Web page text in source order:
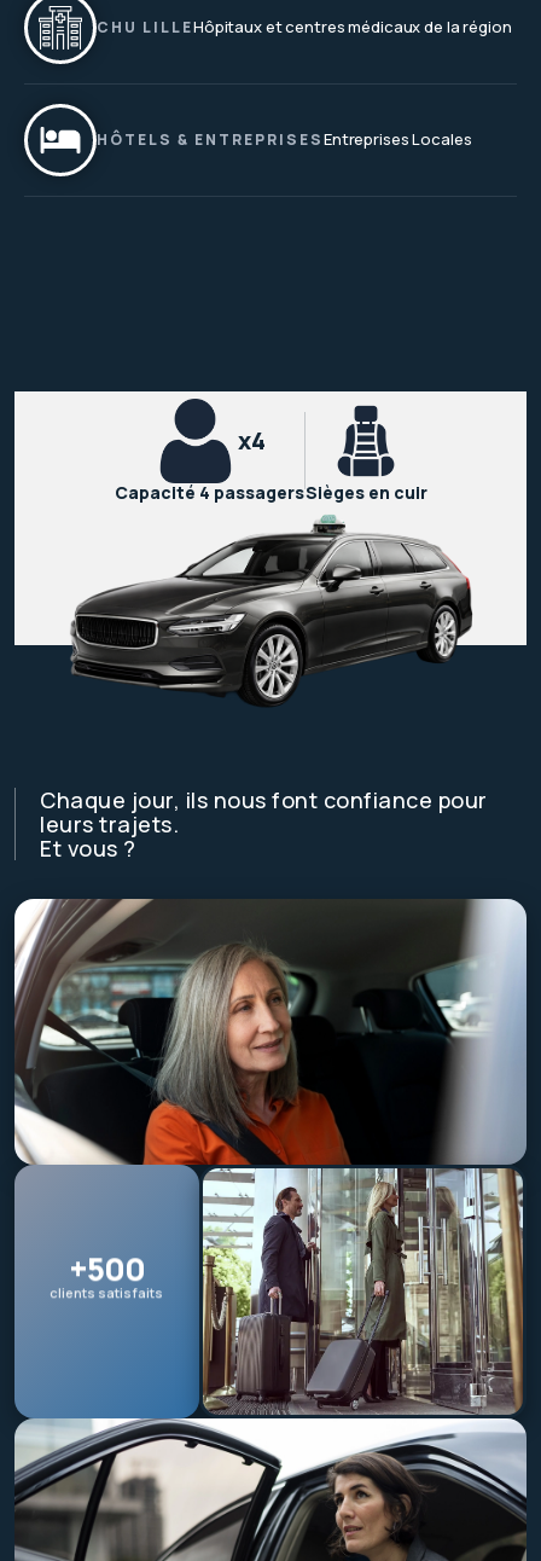
CHU LILLEHôpitaux et centres médicaux de la région
HÔTELS & ENTREPRISESEntreprises Locales
x4
Capacité 4 passagersSièges en cuir
Chaque jour, ils nous font confiance pour
leurs trajets.
Et vous ?
+500
votre RDV